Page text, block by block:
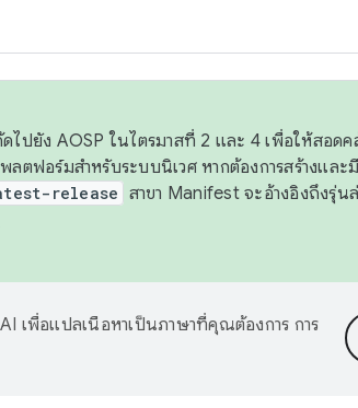
ไปยัง AOSP ในไตรมาสที่ 2 และ 4 เพื่อให้สอด
ตฟอร์มสำหรับระบบนิเวศ หากต้องการสร้างและ
release สาขา Manifest จะอ้างอิงถึงรุ่
เพื่อแปลเนื้อหาเป็นภาษาที่คุณต้องการ การ